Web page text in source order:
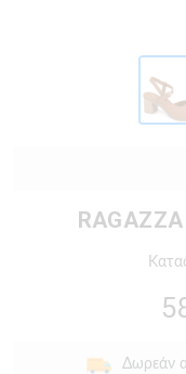
Δωρεάν